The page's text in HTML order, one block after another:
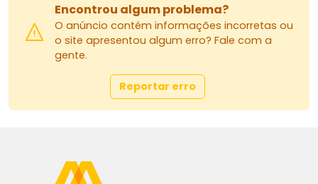
Encontrou algum problema?
O anúncio contém informações incorretas ou
o site apresentou algum erro? Fale com a
gente.
Reportar erro